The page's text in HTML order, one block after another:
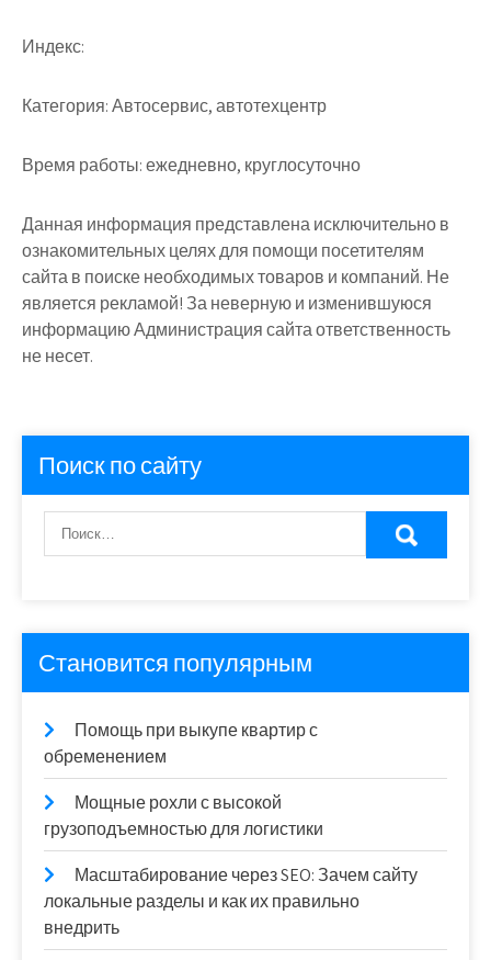
Индекс:
Категория:Автосервис, автотехцентр
Время работы:ежедневно, круглосуточно
Данная информация представлена исключительно в
ознакомительных целях для помощи посетителям
сайта в поиске необходимых товаров и компаний. Не
является рекламой! За неверную и изменившуюся
информацию Администрация сайта ответственность
не несет.
Поиск по сайту
Становится популярным
Помощь при выкупе квартир с
обременением
Мощные рохли с высокой
грузоподъемностью для логистики
Масштабирование через SEO: Зачем сайту
локальные разделы и как их правильно
внедрить